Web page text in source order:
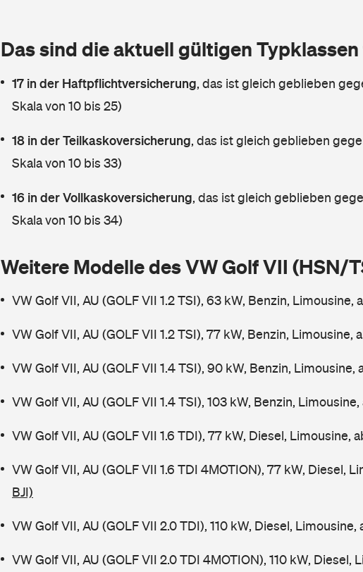
Das sind die aktuell gültigen
17 in der Haftpflichtversicherung, das ist gleich geblieben
Skala von 10 bis 25)
18 in der Teilkaskoversicherung, das ist gleich geblieben
Skala von 10 bis 33)
16 in der Vollkaskoversicherung, das ist gleich geblieben
Skala von 10 bis 34)
Weitere Modelle des VW Golf VII (HSN/
VW Golf VII, AU (GOLF VII 1.2 TSI), 63 kW, Benzin, Limousine,
VW Golf VII, AU (GOLF VII 1.2 TSI), 77 kW, Benzin, Limousine,
VW Golf VII, AU (GOLF VII 1.4 TSI), 90 kW, Benzin, Limousine,
VW Golf VII, AU (GOLF VII 1.4 TSI), 103 kW, Benzin, Limousine,
VW Golf VII, AU (GOLF VII 1.6 TDI), 77 kW, Diesel, Limousine,
VW Golf VII, AU (GOLF VII 1.6 TDI 4MOTION), 77 kW, Diesel,
BJI)
VW Golf VII, AU (GOLF VII 2.0 TDI), 110 kW, Diesel, Limousine,
VW Golf VII, AU (GOLF VII 2.0 TDI 4MOTION), 110 kW, Diesel,